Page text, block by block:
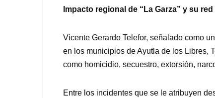
Impacto regional de “La Garza” y su red
Vicente Gerardo Telefor, señalado como
en los municipios de Ayutla de los Libres,
como homicidio, secuestro, extorsión,
Entre los incidentes que se le atribuyen